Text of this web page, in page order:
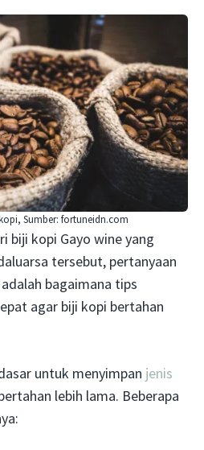
Sumber: fortuneidn.com
biji kopi Gayo wine yang
tersebut, pertanyaan
bagaimana tips
agar biji kopi bertahan
untuk menyimpan jenis
lebih lama. Beberapa